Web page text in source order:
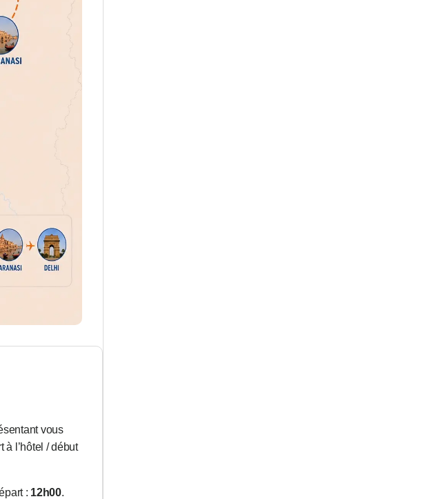
vous
à l’hôtel / début
: 12h00.